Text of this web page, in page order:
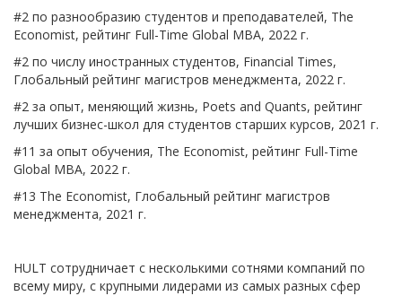
#2 по разнообразию студентов и преподавателей, The
Economist, рейтинг Full-Time Global MBA, 2022 г.
#2 по числу иностранных студентов, Financial Times,
Глобальный рейтинг магистров менеджмента, 2022 г.
#2 за опыт, меняющий жизнь, Poets and Quants, рейтинг
лучших бизнес-школ для студентов старших курсов, 2021 г.
#11 за опыт обучения, The Economist, рейтинг Full-Time
Global MBA, 2022 г.
#13 The Economist, Глобальный рейтинг магистров
менеджмента, 2021 г.
HULT сотрудничает с несколькими сотнями компаний по
всему миру, с крупными лидерами из самых разных сфер